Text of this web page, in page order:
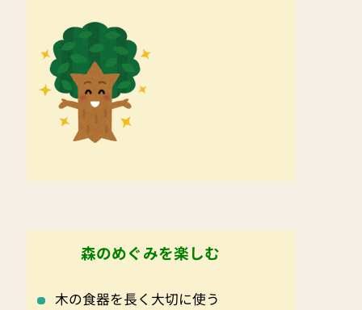
森のめぐみを楽しむ
木の食器を長く大切に使う